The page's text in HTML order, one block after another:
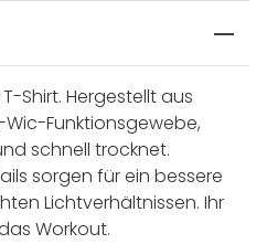
Shirt. Hergestellt aus
Funktionsgewebe,
schnell trocknet.
sorgen für ein bessere
Lichtverhältnissen. Ihr
Workout.